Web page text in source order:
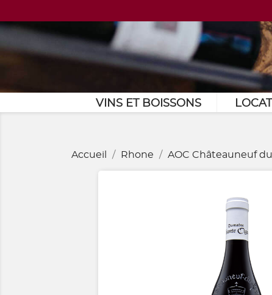
VINS ET BOISSONS
Accueil Rhone AOC Châteauneuf